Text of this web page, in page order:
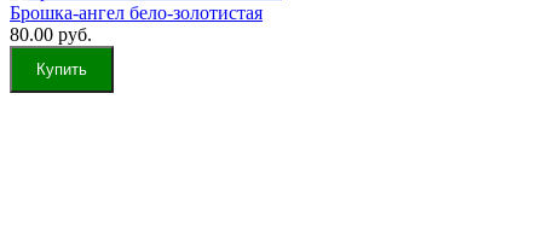
Брошка-ангел бело-золотистая
80.00 руб.